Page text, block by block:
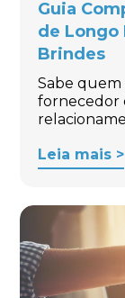
Guia
de Longo
Brindes
Sabe
fornecedor
Leia mais >